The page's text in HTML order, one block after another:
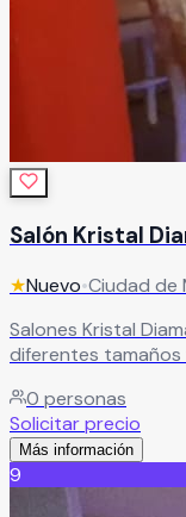
Salón Kristal
★Nuevo•Ciudad de
Salones Kristal
diferentes
ubicación, áreas
estacionamiento.
incluido a un
0 personas
Solicitar precio
Más información
9